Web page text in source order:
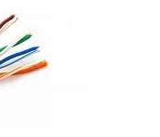
Сравнение
В наличии